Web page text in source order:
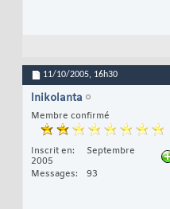
11/10/2005, 16h30
lnikolanta
Membre confirmé
Inscrit en
Septembre
2005
Messages
93